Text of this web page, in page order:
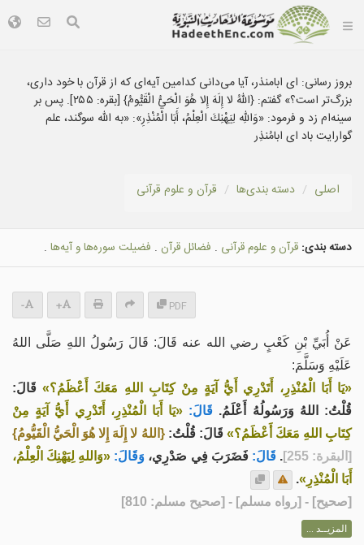
بروز رسانی: ای ابامنذر، آیا می‌دانی کدامین آیه‌ای که از قرآن با خود داری،
بزرگ‌تر است؟» گفتم: {اللهُ لا إِلَهَ إِلا هُوَ الْحَيُّ الْقَيُّومُ} [بقره: ۲۵۵]. پس بر
سینه‌ام زد و فرمود: «وَاللهِ لِيَهْنِكَ الْعِلْمُ، أَبَا الْمُنْذِرِ»: «به الله سوگند، علم
گوارایت باد ای ابامُنذِر
اصلی دسته بندى‌ها قرآن و علوم قرآنی
دسته بندی: قرآن و علوم قرآنی . فضائل قرآن . فضیلت سوره‌ها و آيه‌ها .
PDF
+
-
عَنْ ‌أُبَيِّ بْنِ كَعْبٍ رضي الله عنه قَالَ: قَالَ رَسُولُ اللهِ صَلَّى اللهُ
عَلَيْهِ وَسَلَّمَ:
«يَا أَبَا الْمُنْذِرِ، أَتَدْرِي أَيُّ آيَةٍ مِنْ كِتَابِ اللهِ مَعَكَ أَعْظَمُ؟»قَالَ:
قُلْتُ: اللهُ وَرَسُولُهُ أَعْلَمُ. قَالَ: «يَا أَبَا الْمُنْذِرِ، أَتَدْرِي أَيُّ آيَةٍ مِنْ
كِتَابِ اللهِ مَعَكَ أَعْظَمُ؟» قَالَ: قُلْتُ:{اللهُ لا إِلَهَ إِلا هُوَ الْحَيُّ الْقَيُّومُ}
[البقرة: 255]
. قَالَ: فَضَرَبَ فِي صَدْرِي، وَقَالَ: «وَاللهِ لِيَهْنِكَ الْعِلْمُ،
أَبَا الْمُنْذِرِ».
[صحيح] - [رواه مسلم] - [صحيح مسلم: 810]
المزيــد ...